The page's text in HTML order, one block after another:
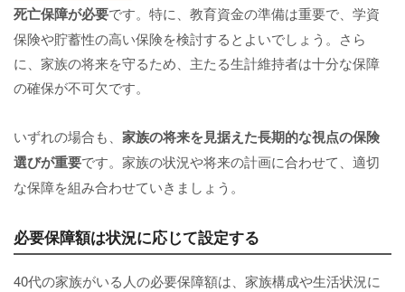
死亡保障が必要です。特に、教育資金の準備は重要で、学資
保険や貯蓄性の高い保険を検討するとよいでしょう。さら
に、家族の将来を守るため、主たる生計維持者は十分な保障
の確保が不可欠です。
いずれの場合も、 家族の将来を見据えた長期的な視点の保険
選びが重要です。家族の状況や将来の計画に合わせて、適切
な保障を組み合わせていきましょう。
必要保障額は状況に応じて設定する
40代の家族がいる人の必要保障額は、家族構成や生活状況に